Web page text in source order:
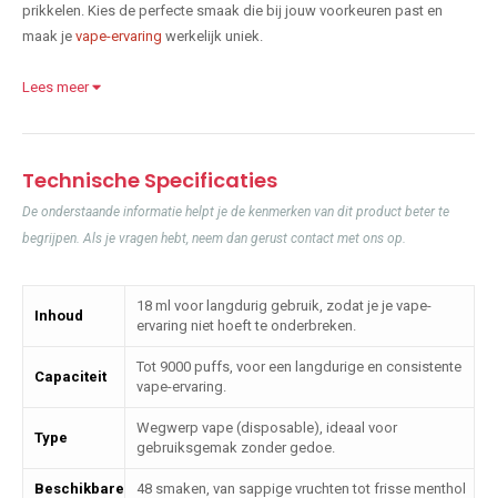
prikkelen. Kies de perfecte smaak die bij jouw voorkeuren past en
maak je vape-ervaring werkelijk uniek.
Lees meer
Technische Specificaties
De onderstaande informatie helpt je de kenmerken van dit product beter te
begrijpen. Als je vragen hebt, neem dan gerust contact met ons op.
Inhoud
18 ml voor langdurig gebruik, zodat je je vape-
ervaring niet hoeft te onderbreken.
Capaciteit
Tot 9000 puffs, voor een langdurige en consistente
vape-ervaring.
Type
Wegwerp vape (disposable), ideaal voor
gebruiksgemak zonder gedoe.
Beschikbare
48 smaken, van sappige vruchten tot frisse menthol